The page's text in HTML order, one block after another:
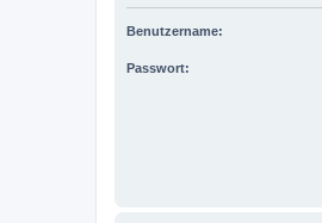
Benutzername:
Passwort: